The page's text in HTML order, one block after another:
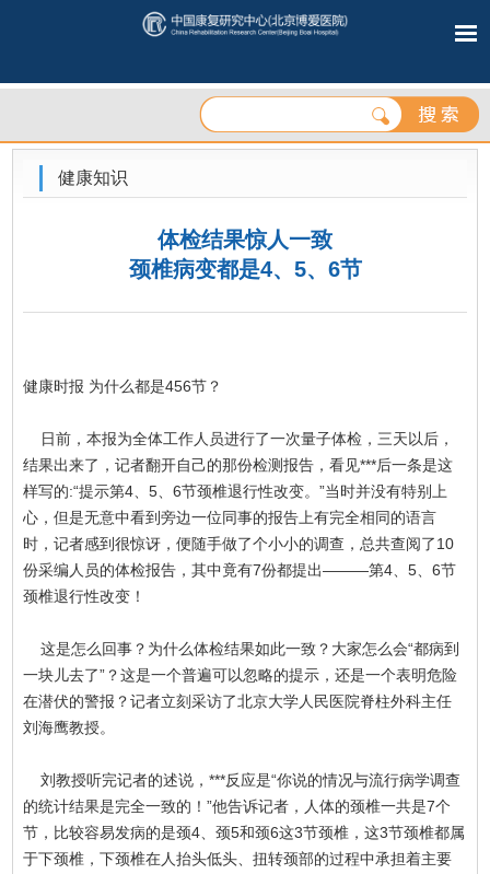
健康知识
体检结果惊人一致
颈椎病变都是4、5、6节
健康时报 为什么都是456节？
日前，本报为全体工作人员进行了一次量子体检，三天以后，
结果出来了，记者翻开自己的那份检测报告，看见***后一条是这
样写的:“提示第4、5、6节颈椎退行性改变。”当时并没有特别上
心，但是无意中看到旁边一位同事的报告上有完全相同的语言
时，记者感到很惊讶，便随手做了个小小的调查，总共查阅了10
份采编人员的体检报告，其中竟有7份都提出———第4、5、6节
颈椎退行性改变！
这是怎么回事？为什么体检结果如此一致？大家怎么会“都病到
一块儿去了”？这是一个普遍可以忽略的提示，还是一个表明危险
在潜伏的警报？记者立刻采访了北京大学人民医院脊柱外科主任
刘海鹰教授。
刘教授听完记者的述说，***反应是“你说的情况与流行病学调查
的统计结果是完全一致的！”他告诉记者，人体的颈椎一共是7个
节，比较容易发病的是颈4、颈5和颈6这3节颈椎，这3节颈椎都属
于下颈椎，下颈椎在人抬头低头、扭转颈部的过程中承担着主要